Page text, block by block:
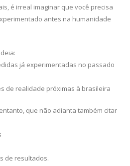
é irreal imaginar que você precisa
antes na humanidade
já experimentadas no passado
de realidade próximas à brasileira
que não adianta também citar
de resultados.